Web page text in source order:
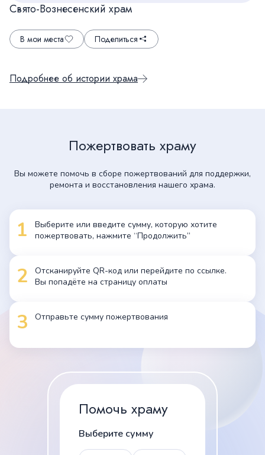
Свято-Вознесенский храм
В мои места Поделиться
Подробнее об истории храма
Пожертвовать храму
Вы можете помочь в сборе пожертвований для поддержки,
ремонта и восстановления нашего храма.
1
Выберите или введите сумму, которую хотите
пожертвовать, нажмите “Продолжить”
2
Отсканируйте QR-код или перейдите по ссылке.
Вы попадёте на страницу оплаты
3 Отправьте сумму пожертвования
Помочь храму
Выберите сумму